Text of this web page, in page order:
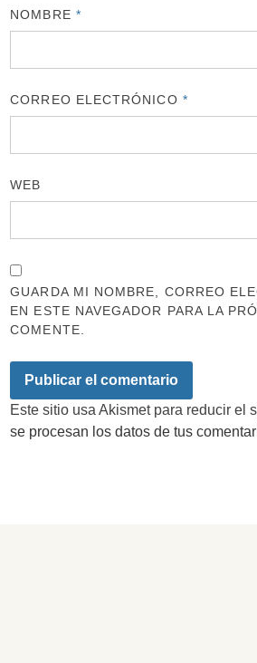
NOMBRE *
CORREO ELECTRÓNICO *
WEB
GUARDA MI NOMBRE, CORREO
EN ESTE NAVEGADOR PARA LA
COMENTE.
Este sitio usa Akismet para reducir el
se procesan los datos de tus